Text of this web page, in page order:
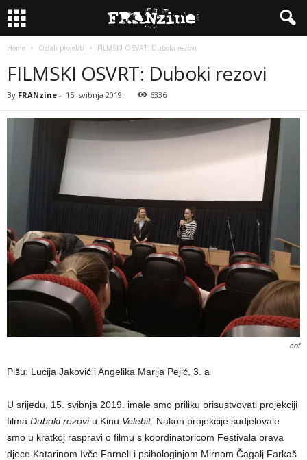
Home Ostali projekti FILMSKI OSVRT: Duboki rezovi
FILMSKI OSVRT: Duboki rezovi
By FRANzine - 15. svibnja 2019. 6336
cof
Pišu: Lucija Jaković i Angelika Marija Pejić, 3. a
U srijedu, 15. svibnja 2019. imale smo priliku prisustvovati projekciji
filma Duboki rezoviu Kinu Velebit. Nakon projekcije sudjelovale
smo u kratkoj raspravi o filmu s koordinatoricom Festivala prava
djece Katarinom Ivče Farnell i psihologinjom Mirnom Čagalj Farkaš